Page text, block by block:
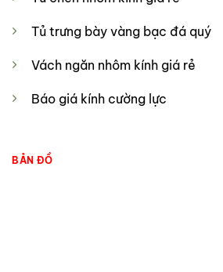
Tủ trưng bày vàng bạc đá quý
Vách ngăn nhôm kính giá rẻ
Báo giá kính cường lực
BẢN ĐỒ